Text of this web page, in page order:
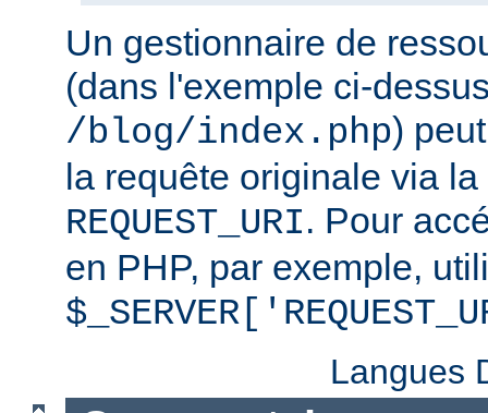
Un gestionnaire de
(dans l'exemple ci-
/blog/index.php)
la requête originale via
REQUEST_URI. Pour
en PHP, par exemple,
Langues